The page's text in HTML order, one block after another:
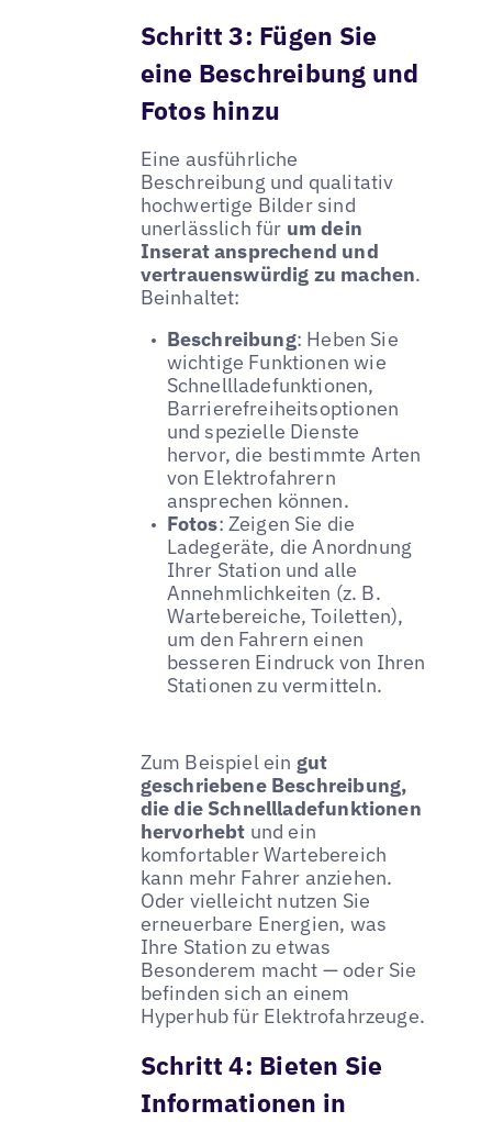
Schritt 3: Fügen Sie
eine Beschreibung und
Fotos hinzu
Eine ausführliche
Beschreibung und qualitativ
hochwertige Bilder sind
unerlässlich für um dein
Inserat ansprechend und
vertrauenswürdig zu machen.
Beinhaltet:
Beschreibung: Heben Sie
wichtige Funktionen wie
Schnellladefunktionen,
Barrierefreiheitsoptionen
und spezielle Dienste
hervor, die bestimmte Arten
von Elektrofahrern
ansprechen können.
Fotos: Zeigen Sie die
Ladegeräte, die Anordnung
Ihrer Station und alle
Annehmlichkeiten (z. B.
Wartebereiche, Toiletten),
um den Fahrern einen
besseren Eindruck von Ihren
Stationen zu vermitteln.
Zum Beispiel ein gut
geschriebene Beschreibung,
die die Schnellladefunktionen
hervorhebt und ein
komfortabler Wartebereich
kann mehr Fahrer anziehen.
Oder vielleicht nutzen Sie
erneuerbare Energien, was
Ihre Station zu etwas
Besonderem macht — oder Sie
befinden sich an einem
Hyperhub für Elektrofahrzeuge.
Schritt 4: Bieten Sie
Informationen in